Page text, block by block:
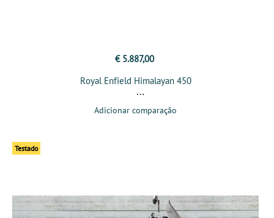
€ 5.887,00
Royal Enfield Himalayan 450
Adicionar comparação
Testado